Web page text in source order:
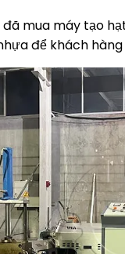
mua máy tạo
để khách